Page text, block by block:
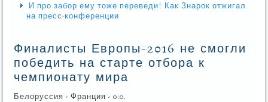
И про забор ему тоже переведи! Как Знарок отжигал
на пресс-конференции
Финалисты Европы-2016 не смогли
победить на старте отбора к
чемпионату мира
Белоруссия - Франция - 0:0.